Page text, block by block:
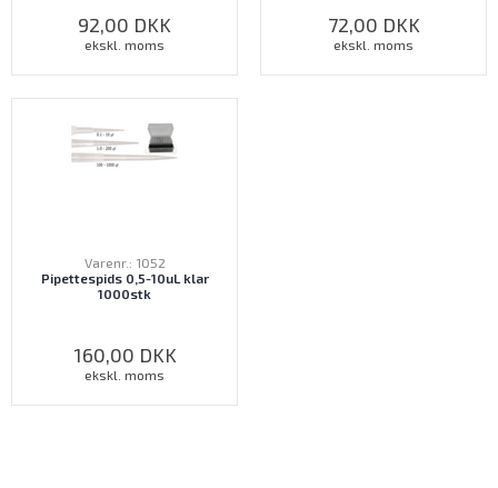
92,00 DKK
ekskl. moms
72,00 DKK
ekskl. moms
Varenr.: 1052
Pipettespids 0,5-10uL klar
1000stk
160,00 DKK
ekskl. moms